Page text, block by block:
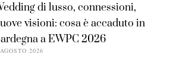
di lusso, connessioni,
visioni: cosa è accaduto in
a EWPC 2026
2026